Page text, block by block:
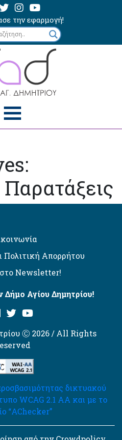
την εφαρμογή!
Πολιτική Απορρήτου
Newsletter!
Δήμο Αγίου Δημητρίου!
Ⓒ 2026 / All Rights
δικτυακού
WCAG 2.1 AA και με το
“AChecker”